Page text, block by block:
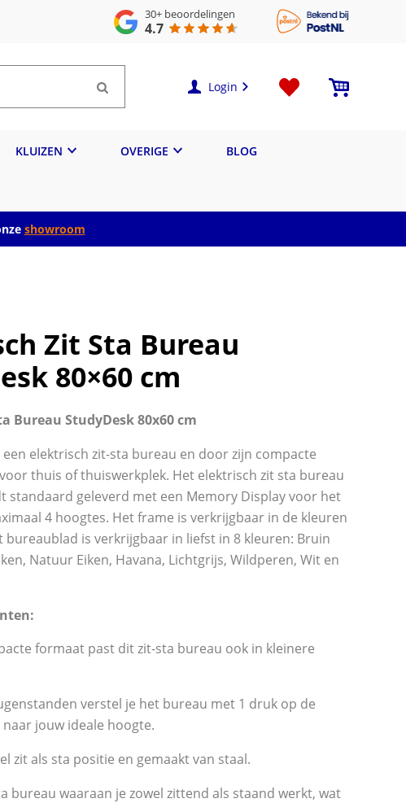
30+ beoordelingen
4.7
Login
KLUIZEN OVERIGE BLOG
showroom
Zit Sta Bureau
80×60 cm
Bureau StudyDesk 80x60 cm
een elektrisch zit-sta bureau en door zijn compacte
thuis of thuiswerkplek. Het elektrisch zit sta bureau
standaard geleverd met een Memory Display voor het
4 hoogtes. Het frame is verkrijgbaar in de kleuren
bureaublad is verkrijgbaar in liefst in 8 kleuren: Bruin
Natuur Eiken, Havana, Lichtgrijs, Wildperen, Wit en
formaat past dit zit-sta bureau ook in kleinere
verstel je het bureau met 1 druk op de
jouw ideale hoogte.
zit als sta positie en gemaakt van staal.
bureau waaraan je zowel zittend als staand werkt, wat